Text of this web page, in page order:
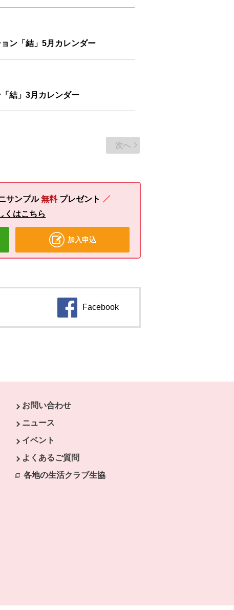
ン「結」5月カレンダー
結」3月カレンダー
次へ
サンプル 無料 プレゼント
くはこちら
加入申込
Facebook
ます。
開きます。
お問い合わせ
ニュース
イベント
よくあるご質問
各地の生活クラブ生協